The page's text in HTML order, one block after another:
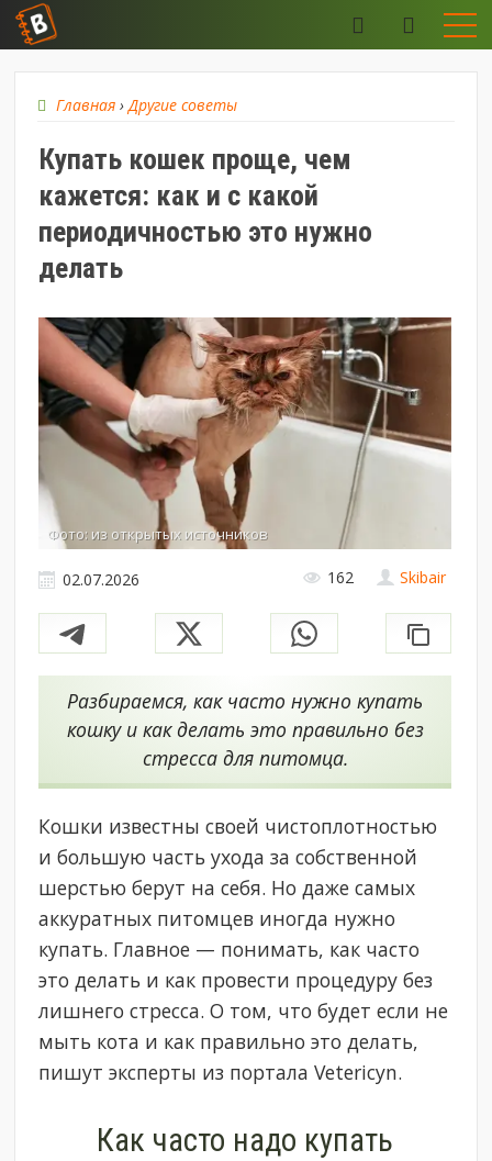
Главная ›Другие советы
Купать кошек проще, чем
кажется: как и с какой
периодичностью это нужно
делать
Фото: из открытых источников
Skibair
02.07.2026 162
Разбираемся, как часто нужно купать
кошку и как делать это правильно без
стресса для питомца.
Кошки известны своей чистоплотностью
и большую часть ухода за собственной
шерстью берут на себя. Но даже самых
аккуратных питомцев иногда нужно
купать. Главное — понимать, как часто
это делать и как провести процедуру без
лишнего стресса. О том, что будет если не
мыть кота и как правильно это делать,
пишут эксперты из портала Vetericyn.
Как часто надо купать